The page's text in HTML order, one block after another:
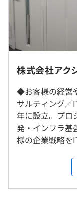
ビス開発(要件定
・某広告系企業：
開発(要件定義～
・某証券系企業：
・某ゲーム業界
築・運用(オンプ
他多数
◆入社後の研修
スキルチェック
社内もしくはお客
23区内が中心です。
また、ご本人の
上での配属を行い
就業場所の変更範
＜雇入時＞
品川オフィス
品川オフィス、
想定年収 は年
※客先案件により
休憩時間：60分
平均残業時間：
株式会社アク
◆お客様の経営
サルティング／
年に設立。プロ
発・インフラ基
様の企業戦略を
ステム企画の
【開発の土台
に開発したシス